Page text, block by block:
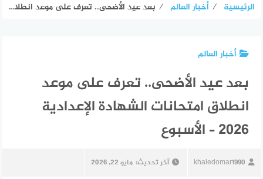
الرئيسية ⁄ أخبار العالم ⁄ بعد عيد الأضحى.. تعرف على موعد انطلاق امتحانات الشهادة الإعدادية 2026 – الأسبوع
أخبار العالم
بعد عيد الأضحى.. تعرف على موعد
انطلاق امتحانات الشهادة الإعدادية
2026 – الأسبوع
khaledomar1990 آخر تحديث: مايو 22, 2026